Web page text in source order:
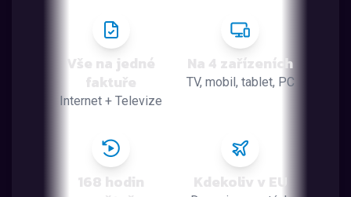
Vše na jedné
faktuře
Internet + Televize
Na 4 zařízeních
TV, mobil, tablet, PC
168 hodin
Kdekoliv v EU